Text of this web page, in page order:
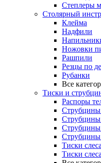
Степлеры
Столярный
Клейма
Надфили
Ножовки
Рашпили
Резцы по
Рубанки
Все
Тиски и
Распоры
Тиски
Тиски